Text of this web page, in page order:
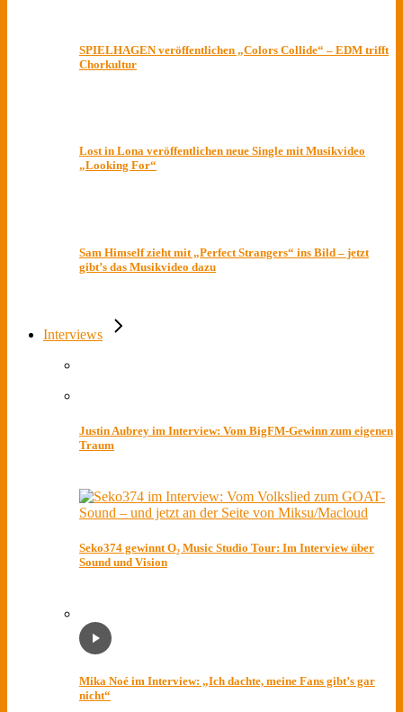
SPIELHAGEN veröffentlichen „Colors Collide“ – EDM trifft
Chorkultur
Lost in Lona veröffentlichen neue Single mit Musikvideo
„Looking For“
Sam Himself zieht mit „Perfect Strangers“ ins Bild – jetzt
gibt’s das Musikvideo dazu
Interviews
Justin Aubrey im Interview: Vom BigFM-Gewinn zum eigenen
Traum
Seko374 gewinnt O₂ Music Studio Tour: Im Interview über
Sound und Vision
Mika Noé im Interview: „Ich dachte, meine Fans gibt’s gar
nicht“